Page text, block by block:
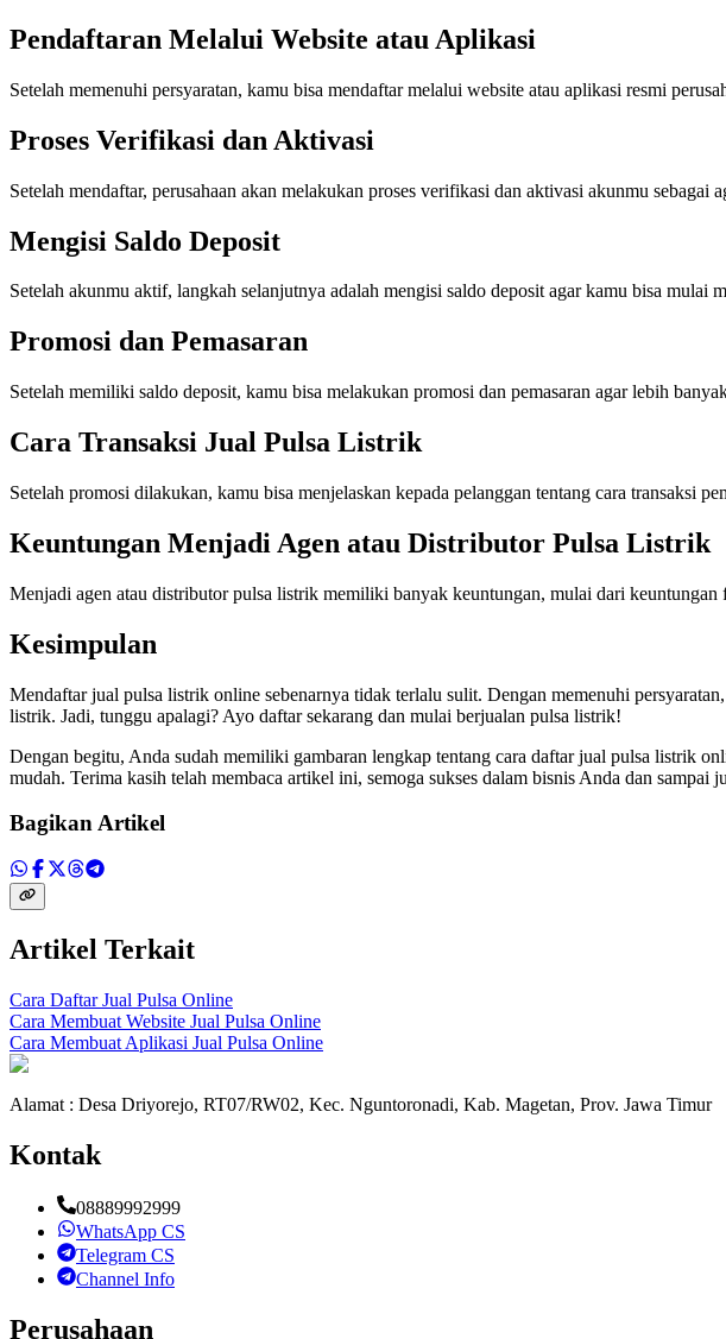
Pendaftaran Melalui Website atau Aplikasi
Setelah memenuhi persyaratan, kamu bisa mendaftar melalui website atau aplikasi resmi
Proses Verifikasi dan Aktivasi
Setelah mendaftar, perusahaan akan melakukan proses verifikasi dan aktivasi akunmu sebagai
Mengisi Saldo Deposit
Setelah akunmu aktif, langkah selanjutnya adalah mengisi saldo deposit agar kamu bisa mulai
Promosi dan Pemasaran
Setelah memiliki saldo deposit, kamu bisa melakukan promosi dan pemasaran agar lebih
Cara Transaksi Jual Pulsa Listrik
Setelah promosi dilakukan, kamu bisa menjelaskan kepada pelanggan tentang cara transaksi
Keuntungan Menjadi Agen atau Distributor Pulsa Listrik
Menjadi agen atau distributor pulsa listrik memiliki banyak keuntungan, mulai dari
Kesimpulan
Mendaftar jual pulsa listrik online sebenarnya tidak terlalu sulit. Dengan memenuhi
listrik. Jadi, tunggu apalagi? Ayo daftar sekarang dan mulai berjualan pulsa listrik!
Dengan begitu, Anda sudah memiliki gambaran lengkap tentang cara daftar jual pulsa listrik
mudah. Terima kasih telah membaca artikel ini, semoga sukses dalam bisnis Anda dan sampai
Bagikan Artikel
Artikel Terkait
Cara Daftar Jual Pulsa Online
Cara Membuat Website Jual Pulsa Online
Cara Membuat Aplikasi Jual Pulsa Online
Alamat : Desa Driyorejo, RT07/RW02, Kec. Nguntoronadi, Kab. Magetan, Prov. Jawa Timur
Kontak
08889992999
WhatsApp CS
Telegram CS
Channel Info
Perusahaan